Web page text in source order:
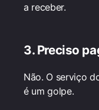
a receber.
3. Preciso
Não. O serviço
é um golpe.